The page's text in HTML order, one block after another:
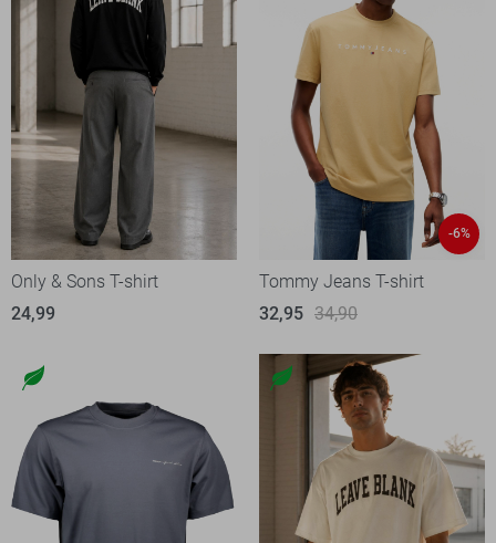
Only & Sons T-shirt
24,99
-6%
Tommy Jeans T-shirt
32,95 34,90